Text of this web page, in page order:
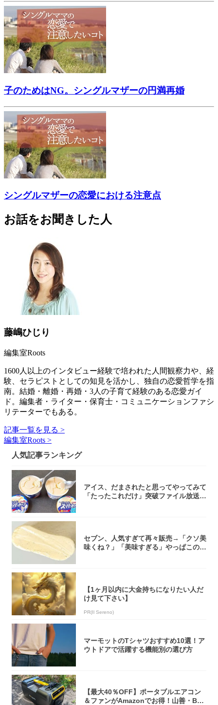
子のためはNG。シングルマザーの円満再婚
シングルマザーの恋愛における注意点
お話をお聞きした人
藤嶋ひじり
編集室Roots
1600人以上のインタビュー経験で培われた人間観察力や、経
験、セラピストとしての知見を活かし、独自の恋愛哲学を指
南。結婚・離婚・再婚・3人の子育て経験のある恋愛ガイ
ド。編集者・ライター・保育士・コミュニケーションファシ
リテーターでもある。
記事一覧を見る >
編集室Roots >
人気記事ランキング
アイス、だまされたと思ってやってみて
「たったこれだけ」突破ファイル放送で
セブン、人気すぎて再々販売→「クソ美
味くね？」「美味すぎる」やっぱこのク
【1ヶ月以内に大金持ちになりたい人だ
け見て下さい】
PR(Il Sereno)
マーモットのTシャツおすすめ10選！ア
ウトドアで活躍する機能別の選び方
【最大40％OFF】ポータブルエアコン
＆ファンがAmazonでお得！山善・Bo